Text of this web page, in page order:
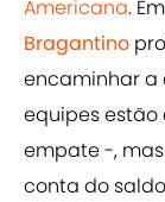
Americana.
Bragantino
encaminhar a
equipes estão
empate -,
conta do